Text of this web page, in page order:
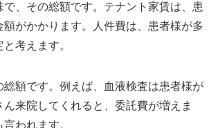
、その総額です。テナント家賃は、患
がかかります。人件費は、患者様が多
考えます。
額です。例えば、血液検査は患者様が
来院してくれると、委託費が増えま
われます。